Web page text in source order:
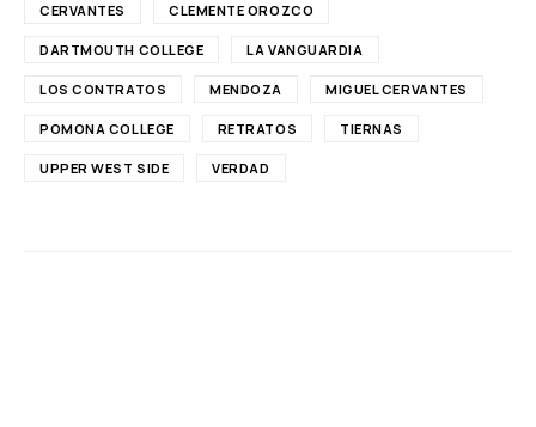
CERVANTES CLEMENTE OROZCO
DARTMOUTH COLLEGE LA VANGUARDIA
LOS CONTRATOS MENDOZA MIGUEL CERVANTES
POMONA COLLEGE RETRATOS TIERNAS
UPPER WEST SIDE VERDAD